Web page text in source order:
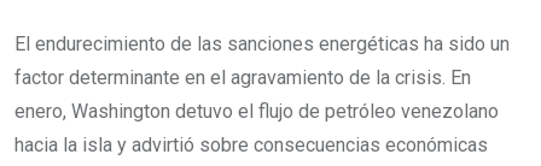
El endurecimiento de las sanciones energéticas ha sido un
factor determinante en el agravamiento de la crisis. En
enero, Washington detuvo el flujo de petróleo venezolano
hacia la isla y advirtió sobre consecuencias económicas